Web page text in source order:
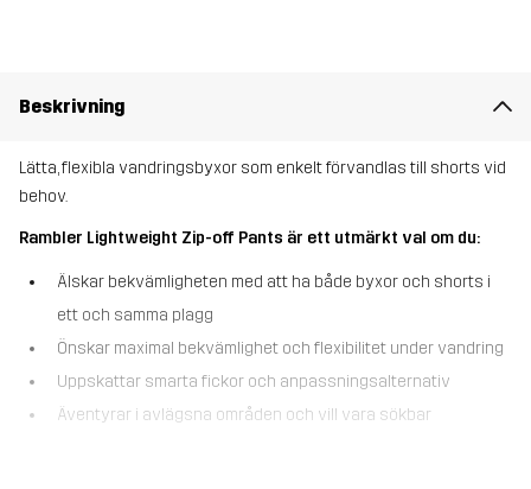
Beskrivning
Lätta, flexibla vandringsbyxor som enkelt förvandlas till shorts vid
behov.
Rambler Lightweight Zip-off Pants är ett utmärkt val om du:
Älskar bekvämligheten med att ha både byxor och shorts i
ett och samma plagg
Önskar maximal bekvämlighet och flexibilitet under vandring
Uppskattar smarta fickor och anpassningsalternativ
Äventyrar i avlägsna områden och vill vara sökbar